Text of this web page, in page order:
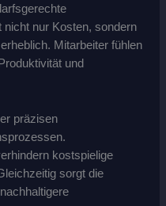
nur Kosten, sondern
Mitarbeiter fühlen
und
präzisen
kostspielige
sorgt die